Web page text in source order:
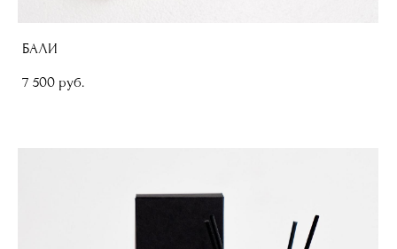
БАЛИ
7 500 pуб.